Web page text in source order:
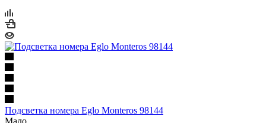
Подсветка номера Eglo Monteros 98144
Мало